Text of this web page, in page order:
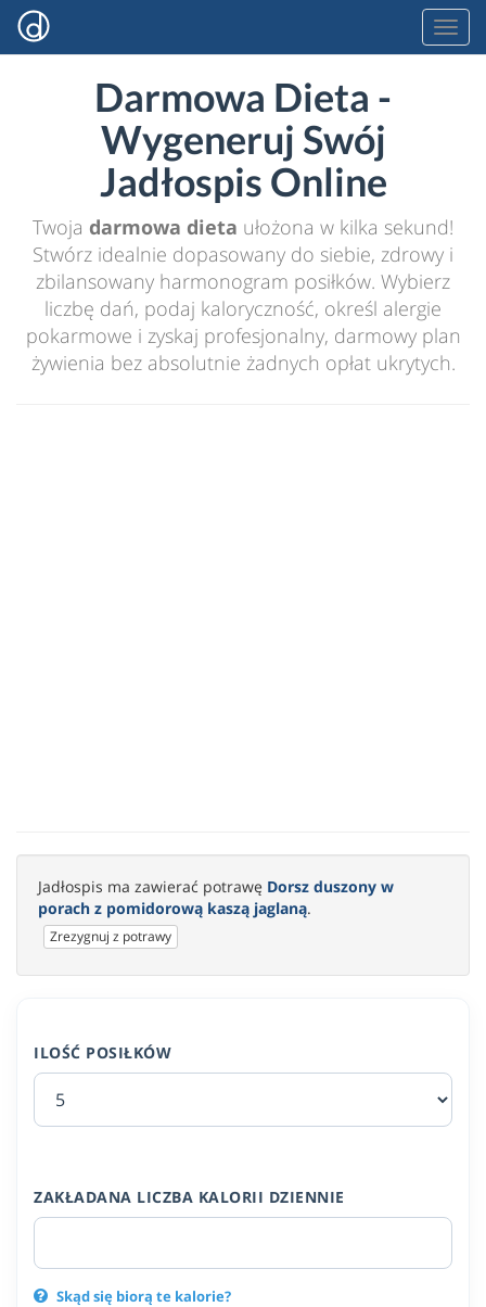
Darmowa Dieta -
Wygeneruj Swój
Jadłospis Online
Twoja darmowa dieta ułożona w kilka sekund!
Stwórz idealnie dopasowany do siebie, zdrowy i
zbilansowany harmonogram posiłków. Wybierz
liczbę dań, podaj kaloryczność, określ alergie
pokarmowe i zyskaj profesjonalny, darmowy plan
żywienia bez absolutnie żadnych opłat ukrytych.
Jadłospis ma zawierać potrawę Dorsz duszony w
porach z pomidorową kaszą jaglaną.
Zrezygnuj z potrawy
ILOŚĆ POSIŁKÓW
ZAKŁADANA LICZBA KALORII DZIENNIE
Skąd się biorą te kalorie?